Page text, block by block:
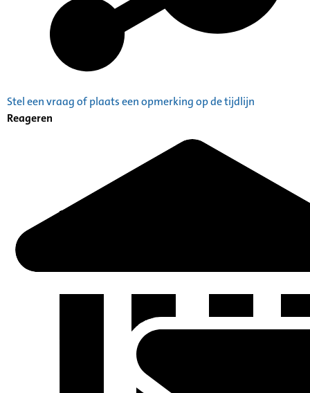
Stel een vraag of plaats een opmerking op de tijdlijn
Reageren